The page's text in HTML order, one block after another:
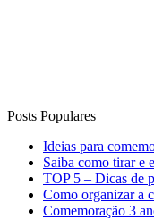
Posts Populares
Ideias para
Saiba como tirar e
TOP 5 – Dicas de
Como organizar a
Comemoração 3